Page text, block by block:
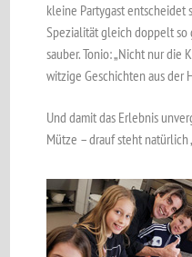
kleine Partygast entscheidet
Spezialität gleich doppelt
sauber. Tonio: „Nicht nur die
witzige Geschichten aus der
Und damit das Erlebnis
Mütze – drauf steht natürlich